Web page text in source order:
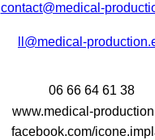
contact@medical-
ll@medical-
06 66 64 61 38
www.medical-
facebook.com/